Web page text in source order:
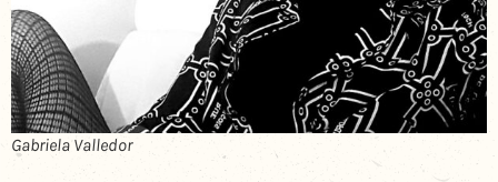
Gabriela Valledor